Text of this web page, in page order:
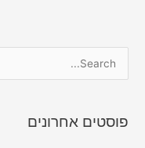
r
פוסטים אחרונים